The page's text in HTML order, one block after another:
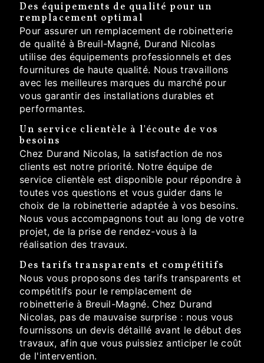
Des équipements de qualité pour un
remplacement optimal
Pour assurer un remplacement de robinetterie
de qualité à Breuil-Magné, Durand Nicolas
utilise des équipements professionnels et des
fournitures de haute qualité. Nous travaillons
avec les meilleures marques du marché pour
vous garantir des installations durables et
performantes.
Un service clientèle à l'écoute de vos
besoins
Chez Durand Nicolas, la satisfaction de nos
clients est notre priorité. Notre équipe de
service clientèle est disponible pour répondre à
toutes vos questions et vous guider dans le
choix de la robinetterie adaptée à vos besoins.
Nous vous accompagnons tout au long de votre
projet, de la prise de rendez-vous à la
réalisation des travaux.
Des tarifs transparents et compétitifs
Nous vous proposons des tarifs transparents et
compétitifs pour le remplacement de
robinetterie à Breuil-Magné. Chez Durand
Nicolas, pas de mauvaise surprise : nous vous
fournissons un devis détaillé avant le début des
travaux, afin que vous puissiez anticiper le coût
de l'intervention.